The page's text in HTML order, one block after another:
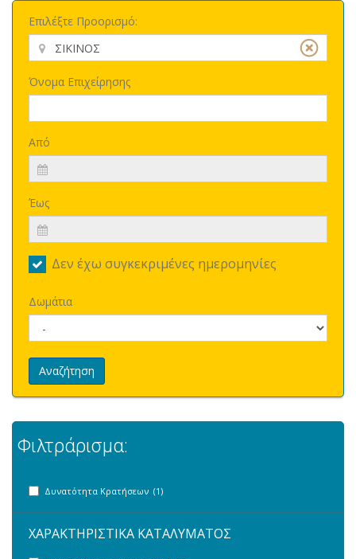
Επιλέξτε Προορισμό:
Όνομα Επιχείρησης
Από
Έως
Δεν έχω συγκεκριμένες ημερομηνίες
Δωμάτια
Αναζήτηση
Φιλτράρισμα:
Δυνατότητα Κρατήσεων (1)
ΧΑΡΑΚΤΗΡΙΣΤΙΚΑ ΚΑΤΑΛΥΜΑΤΟΣ